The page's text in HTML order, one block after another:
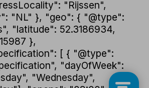
"Rijssen",
"NL" }, "geo": { "@type":
"latitude": 52.3186934,
},
[ { "@type":
"dayOfWeek":
"Wednesday",